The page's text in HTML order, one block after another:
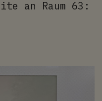
an Raum 63: